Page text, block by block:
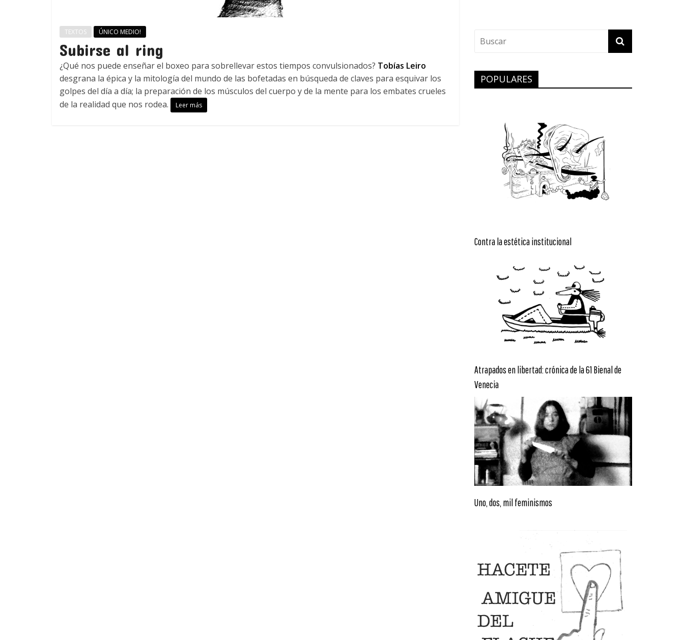
TEXTOS ÚNICO MEDIO!
Subirse al ring
¿Qué nos puede enseñar el boxeo para sobrellevar estos tiempos convulsionados? Tobías Leiro
desgrana la épica y la mitología del mundo de las bofetadas en búsqueda de claves para esquivar los
golpes del día a día; la preparación de los músculos del cuerpo y de la mente para los embates crueles
de la realidad que nos rodea.
Leer más
POPULARES
Contra la estética institucional
Atrapados en libertad: crónica de la 61 Bienal de
Venecia
Uno, dos, mil feminismos